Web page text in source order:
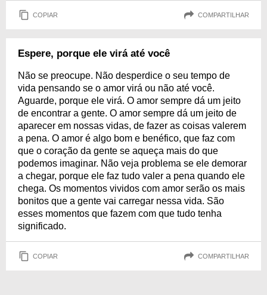
COPIAR COMPARTILHAR
Espere, porque ele virá até você
Não se preocupe. Não desperdice o seu tempo de
vida pensando se o amor virá ou não até você.
Aguarde, porque ele virá. O amor sempre dá um jeito
de encontrar a gente. O amor sempre dá um jeito de
aparecer em nossas vidas, de fazer as coisas valerem
a pena. O amor é algo bom e benéfico, que faz com
que o coração da gente se aqueça mais do que
podemos imaginar. Não veja problema se ele demorar
a chegar, porque ele faz tudo valer a pena quando ele
chega. Os momentos vividos com amor serão os mais
bonitos que a gente vai carregar nessa vida. São
esses momentos que fazem com que tudo tenha
significado.
COPIAR COMPARTILHAR